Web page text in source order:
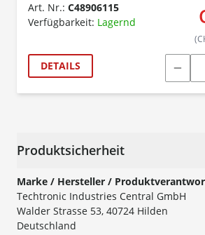
Art. Nr.: C48906115
Verfügbarkeit: Lagernd
DETAILS
Produktsicherheit
Marke / Hersteller /
Techtronic Industries Central GmbH
Walder Strasse 53, 40724 Hilden
Deutschland